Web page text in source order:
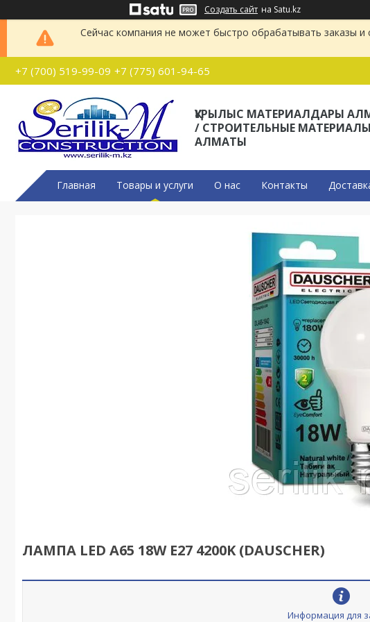
Создать сайт на Satu.kz
Сейчас компания не может быстро обрабатывать заказы
+7 (700) 519-99-09 +7 (775) 601-94-65
ҚҰРЫЛЫС МАТЕРИАЛДАРЫ
/ СТРОИТЕЛЬНЫЕ МАТЕРИАЛЫ
АЛМАТЫ
Главная Товары и услуги О нас Контакты
ЛАМПА LED A65 18W E27 4200K (DAUSCHER)
Информация для